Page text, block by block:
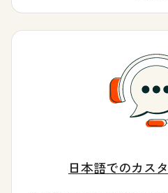
日本語でのカス